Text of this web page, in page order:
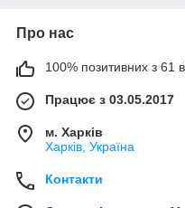
Про нас
100% позитивних з 61
Працює з 03.05.2017
м. Харків
Харків, Україна
Контакти